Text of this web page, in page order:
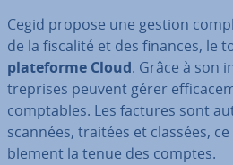
Cegid propose une gestion
de la fiscalité et des finances, le
pla­te­forme Cloud. Grâce à son
tre­prises peuvent gérer
comp­tables. Les factures sont
scannées, traitées et classées,
ble­ment la tenue des comptes.